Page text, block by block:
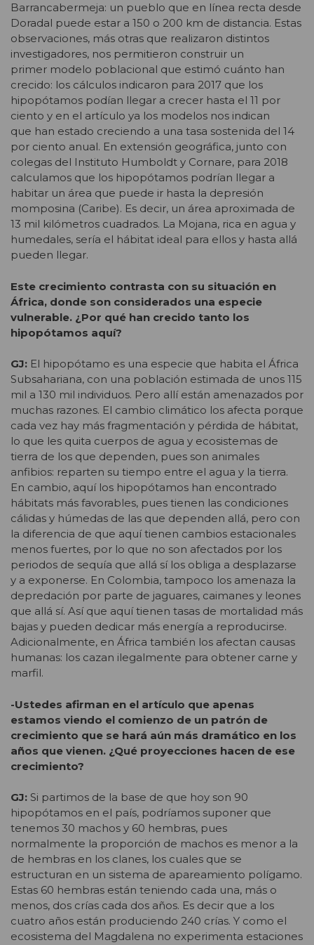
Barrancabermeja: un pueblo que en línea recta desde
Doradal puede estar a 150 o 200 km de distancia. Estas
observaciones, más otras que realizaron distintos
investigadores, nos permitieron construir un
primer modelo poblacional que estimó cuánto han
crecido: los cálculos indicaron para 2017 que los
hipopótamos podían llegar a crecer hasta el 11 por
ciento y en el artículo ya los modelos nos indican
que han estado creciendo a una tasa sostenida del 14
por ciento anual. En extensión geográfica, junto con
colegas del Instituto Humboldt y Cornare, para 2018
calculamos que los hipopótamos podrían llegar a
habitar un área que puede ir hasta la depresión
momposina (Caribe). Es decir, un área aproximada de
13 mil kilómetros cuadrados. La Mojana, rica en agua y
humedales, sería el hábitat ideal para ellos y hasta allá
pueden llegar.
Este crecimiento contrasta con su situación en
África, donde son considerados una especie
vulnerable. ¿Por qué han crecido tanto los
hipopótamos aquí?
GJ: El hipopótamo es una especie que habita el África
Subsahariana, con una población estimada de unos 115
mil a 130 mil individuos. Pero allí están amenazados por
muchas razones. El cambio climático los afecta porque
cada vez hay más fragmentación y pérdida de hábitat,
lo que les quita cuerpos de agua y ecosistemas de
tierra de los que dependen, pues son animales
anfibios: reparten su tiempo entre el agua y la tierra.
En cambio, aquí los hipopótamos han encontrado
hábitats más favorables, pues tienen las condiciones
cálidas y húmedas de las que dependen allá, pero con
la diferencia de que aquí tienen cambios estacionales
menos fuertes, por lo que no son afectados por los
periodos de sequía que allá sí los obliga a desplazarse
y a exponerse. En Colombia, tampoco los amenaza la
depredación por parte de jaguares, caimanes y leones
que allá sí. Así que aquí tienen tasas de mortalidad más
bajas y pueden dedicar más energía a reproducirse.
Adicionalmente, en África también los afectan causas
humanas: los cazan ilegalmente para obtener carne y
marfil.
-Ustedes afirman en el artículo que apenas
estamos viendo el comienzo de un patrón de
crecimiento que se hará aún más dramático en los
años que vienen. ¿Qué proyecciones hacen de ese
crecimiento?
GJ: Si partimos de la base de que hoy son 90
hipopótamos en el país, podríamos suponer que
tenemos 30 machos y 60 hembras, pues
normalmente la proporción de machos es menor a la
de hembras en los clanes, los cuales que se
estructuran en un sistema de apareamiento polígamo.
Estas 60 hembras están teniendo cada una, más o
menos, dos crías cada dos años. Es decir que a los
cuatro años están produciendo 240 crías. Y como el
ecosistema del Magdalena no experimenta estaciones